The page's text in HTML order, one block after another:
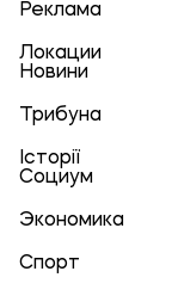
Реклама
Локации
Новини
Трибуна
Історії
Социум
Экономика
Спорт